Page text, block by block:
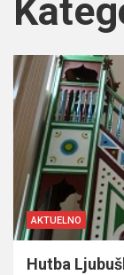
AKTUELNO
Hutba